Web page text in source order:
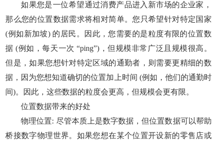
如果您是一位希望通过消费产品进入新市场的企业家，
那么您的位置数据需求将相对简单。您只希望针对特定国家
(例如新加坡) 的居民。因此，您需要的是粒度有限的位置数
据 (例如，每天一次 “ping”)，但规模非常广泛且规模很高。
但是，如果您想针对特定区域的通勤者，则需要更精细的数
据，因为您想知道确切的位置加上时间 (例如，他们的通勤时
间)。因此，这些数据的粒度会更高，但规模会更有限。
位置数据带来的好处
物理位置: 尽管本质上是数字数据，但位置数据可以帮助
桥接数字物理世界。如果您想在某个位置开设新的零售店或